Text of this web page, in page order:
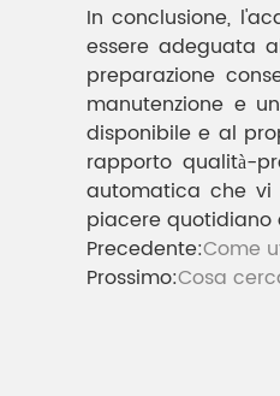
In conclusione,
essere adeguata
preparazione
manutenzione e
disponibile e al
rapporto qualità-
automatica che vi
piacere quotidiano
Precedente:Come
Prossimo:Cosa